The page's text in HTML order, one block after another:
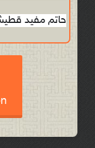
حاتم مفيد